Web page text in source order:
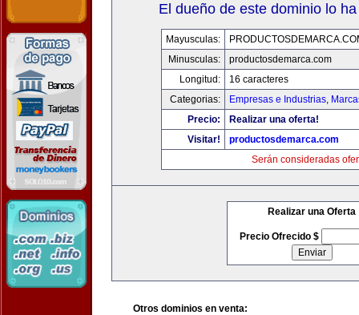
El dueño de este dominio lo
Mayusculas:
Minusculas:
productosdemarca.com
Longitud:
16 caracteres
Categorias:
Empresas e Industrias,
Precio:
Realizar una oferta!
Visitar!
productosdemarca.com
Serán consideradas
Realizar una Oferta
Precio Ofrecido $
Otros dominios en venta: